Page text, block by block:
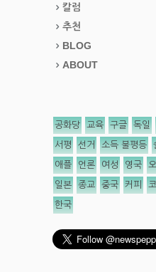
칼럼
추천
BLOG
ABOUT
공화당 교육 구글 독일
서평 선거 소득 불평등
애플 언론 여성 영국
일본 종교 중국 커피
한국